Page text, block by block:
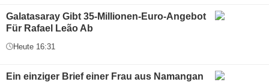
Galatasaray Gibt 35-Millionen-Euro-Angebot
Für Rafael Leão Ab
Heute 16:31
Ein einziger Brief einer Frau aus Namangan